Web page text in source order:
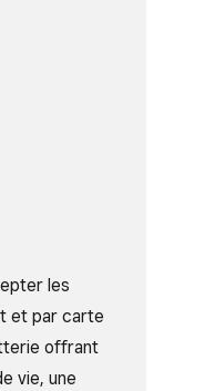
les
et par carte
offrant
vie, une